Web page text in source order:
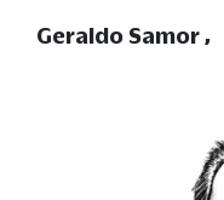
Geraldo Samor